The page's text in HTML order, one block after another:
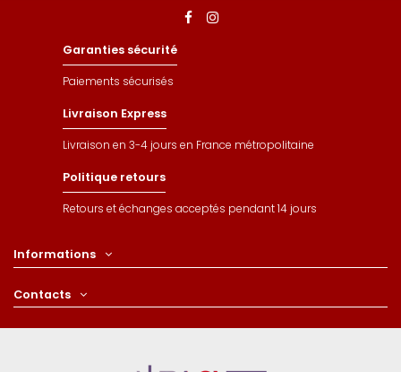
Garanties sécurité
Paiements sécurisés
Livraison Express
Livraison en 3-4 jours en France métropolitaine
Politique retours
Retours et échanges acceptés pendant 14 jours
Informations
Contacts